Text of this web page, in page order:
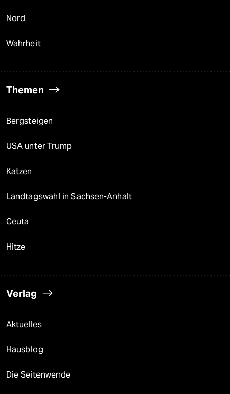
Nord
Wahrheit
Themen
Bergsteigen
USA unter Trump
Katzen
Landtagswahl in Sachsen-Anhalt
Ceuta
Hitze
Verlag
Aktuelles
Hausblog
Die Seitenwende